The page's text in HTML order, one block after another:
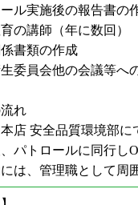
ール実施後の報告書
の講師（年に数回）
係書類の作成
生委員会他の会議等へ
れ
店 安全品質環境部に
パトロールに同行し
は、管理職として周